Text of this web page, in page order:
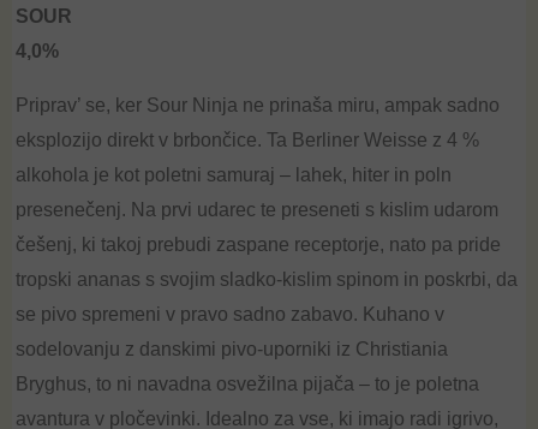
ed
1.
00
ou
5
SOUR
4,0%
Priprav’ se, ker Sour Ninja ne prinaša miru, ampak sadno
eksplozijo direkt v brbončice. Ta Berliner Weisse z 4 %
alkohola je kot poletni samuraj – lahek, hiter in poln
presenečenj. Na prvi udarec te preseneti s kislim udarom
češenj, ki takoj prebudi zaspane receptorje, nato pa pride
tropski ananas s svojim sladko-kislim spinom in poskrbi, da
se pivo spremeni v pravo sadno zabavo. Kuhano v
sodelovanju z danskimi pivo-uporniki iz Christiania
Bryghus, to ni navadna osvežilna pijača – to je poletna
avantura v pločevinki. Idealno za vse, ki imajo radi igrivo,